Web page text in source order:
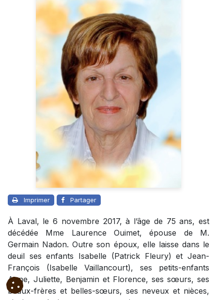
Imprimer Partager
À Laval, le 6 novembre 2017, à l’âge de 75 ans, est
décédée Mme Laurence Ouimet, épouse de M.
Germain Nadon. Outre son époux, elle laisse dans le
deuil ses enfants Isabelle (Patrick Fleury) et Jean-
François (Isabelle Vaillancourt), ses petits-enfants
Anne, Juliette, Benjamin et Florence, ses sœurs, ses
beaux-frères et belles-sœurs, ses neveux et nièces,